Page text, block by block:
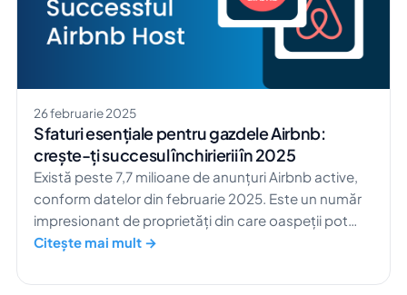
26 februarie 2025
Sfaturi esențiale pentru gazdele Airbnb:
crește-ți succesul închirierii în 2025
Există peste 7,7 milioane de anunțuri Airbnb active,
conform datelor din februarie 2025. Este un număr
impresionant de proprietăți din care oaspeții pot
alege, mai mare chiar decât populația Hong Kong-
evidență într-o astfel de mulțime? Ai ajuns exact
Citește mai mult →